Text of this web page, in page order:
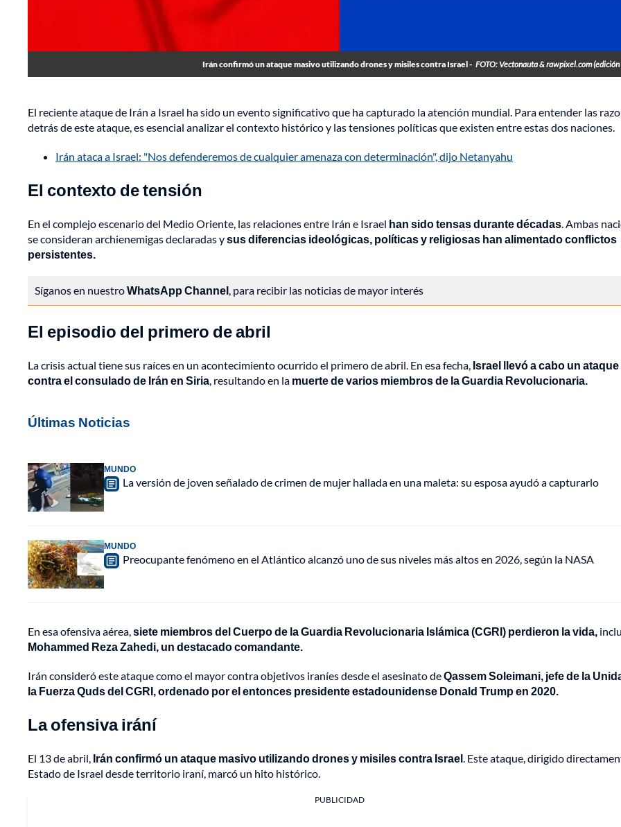
Irán confirmó un ataque masivo utilizando drones y misiles contra Israel - FOTO: Vectonauta & rawpixel.com (edición
El reciente ataque de Irán a Israel ha sido un evento significativo que ha capturado la atención mundial. Para entender las
detrás de este ataque, es esencial analizar el contexto histórico y las tensiones políticas que existen entre estas dos naciones.
Irán ataca a Israel: "Nos defenderemos de cualquier amenaza con determinación", dijo Netanyahu
El contexto de tensión
En el complejo escenario del Medio Oriente, las relaciones entre Irán e Israel han sido tensas durante décadas. Ambas
se consideran archienemigas declaradas ysus diferencias ideológicas, políticas y religiosas han alimentado conflictos
persistentes.
Síganos en nuestroWhatsApp Channel, para recibir las noticias de mayor interés
El episodio del primero de abril
La crisis actual tiene sus raíces en un acontecimiento ocurrido el primero de abril. En esa fecha, Israel llevó a cabo un ataque
contra el consulado de Irán en Siria, resultando en la muerte de varios miembros de la Guardia Revolucionaria.
Últimas Noticias
MUNDO
La versión de joven señalado de crimen de mujer hallada en una maleta: su esposa ayudó a capturarlo
MUNDO
Preocupante fenómeno en el Atlántico alcanzó uno de sus niveles más altos en 2026, según la NASA
En esa ofensiva aérea,siete miembros del Cuerpo de la Guardia Revolucionaria Islámica (CGRI) perdieron la vida,
Mohammed Reza Zahedi, un destacado comandante.
Irán consideró este ataque como el mayor contra objetivos iraníes desde el asesinato deQassem Soleimani, jefe de la
la Fuerza Quds del CGRI, ordenado por el entonces presidente estadounidense Donald Trump en 2020.
La ofensiva irání
El 13 de abril, Irán confirmó un ataque masivo utilizando drones y misiles contra Israel. Este ataque, dirigido
Estado de Israel desde territorio iraní, marcó un hito histórico.
PUBLICIDAD